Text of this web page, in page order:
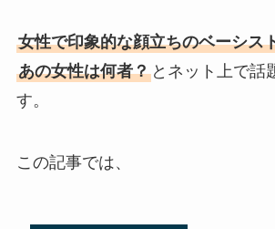
女性で印象的な顔立ちのベーシス
あの女性は何者？とネット上で話
す。
この記事では、